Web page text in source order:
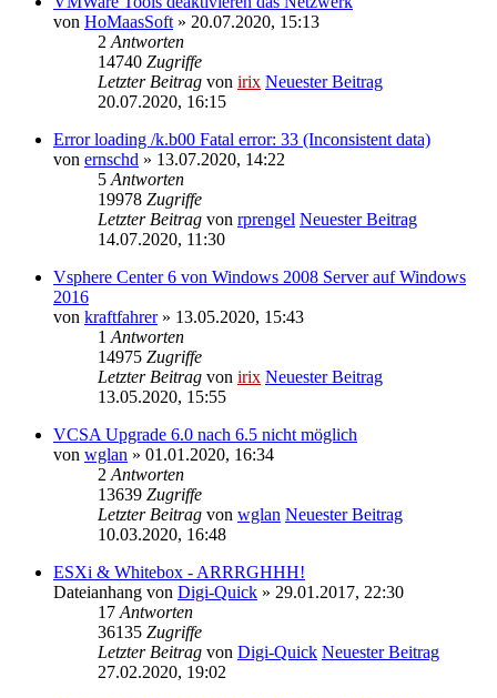
von HoMaasSoft » 20.07.2020, 15:13
2 Antworten
14740 Zugriffe
Letzter Beitrag von irix Neuester Beitrag
20.07.2020, 16:15
Error loading /k.b00 Fatal error: 33 (Inconsistent data)
von ernschd » 13.07.2020, 14:22
5 Antworten
19978 Zugriffe
Letzter Beitrag von rprengel Neuester Beitrag
14.07.2020, 11:30
Vsphere Center 6 von Windows 2008 Server auf Windows
2016
von kraftfahrer» 13.05.2020, 15:43
1 Antworten
14975 Zugriffe
Letzter Beitrag von irix Neuester Beitrag
13.05.2020, 15:55
VCSA Upgrade 6.0 nach 6.5 nicht möglich
von wglan » 01.01.2020, 16:34
2 Antworten
13639 Zugriffe
Letzter Beitrag von wglan Neuester Beitrag
10.03.2020, 16:48
ESXi & Whitebox - ARRRGHHH!
Dateianhang von Digi-Quick » 29.01.2017, 22:30
17 Antworten
36135 Zugriffe
Letzter Beitrag von Digi-Quick Neuester Beitrag
27.02.2020, 19:02